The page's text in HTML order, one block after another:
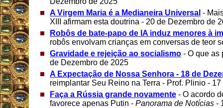
A Virgem Maria é a Medianeira Universal -
XIII afirmam esta doutrina - 20 de Dezembro de
Robôs de bate-papo de IA induz menores à
robôs envolvam crianças em conversas de teor
Gravidade e rejeição ao socialismo - O que as
de Dezembro de 2025
A Expectação de Nossa Senhora - 18 de
reimplantar Seu Reino na Terra - Prof. Plinio -
Faça a Rússia grande novamente - O acordo
favorece apenas Putin - Panorama de Notícias -